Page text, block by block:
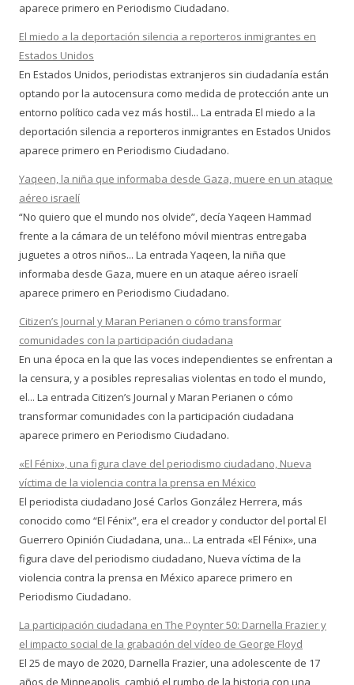
aparece primero en Periodismo Ciudadano.
El miedo a la deportación silencia a reporteros inmigrantes en
Estados Unidos
En Estados Unidos, periodistas extranjeros sin ciudadanía están
optando por la autocensura como medida de protección ante un
entorno político cada vez más hostil... La entrada El miedo a la
deportación silencia a reporteros inmigrantes en Estados Unidos
aparece primero en Periodismo Ciudadano.
Yaqeen, la niña que informaba desde Gaza, muere en un ataque
aéreo israelí
“No quiero que el mundo nos olvide”, decía Yaqeen Hammad
frente a la cámara de un teléfono móvil mientras entregaba
juguetes a otros niños... La entrada Yaqeen, la niña que
informaba desde Gaza, muere en un ataque aéreo israelí
aparece primero en Periodismo Ciudadano.
Citizen’s Journal y Maran Perianen o cómo transformar
comunidades con la participación ciudadana
En una época en la que las voces independientes se enfrentan a
la censura, y a posibles represalias violentas en todo el mundo,
el... La entrada Citizen’s Journal y Maran Perianen o cómo
transformar comunidades con la participación ciudadana
aparece primero en Periodismo Ciudadano.
«El Fénix», una figura clave del periodismo ciudadano, Nueva
víctima de la violencia contra la prensa en México
El periodista ciudadano José Carlos González Herrera, más
conocido como “El Fénix”, era el creador y conductor del portal El
Guerrero Opinión Ciudadana, una... La entrada «El Fénix», una
figura clave del periodismo ciudadano, Nueva víctima de la
violencia contra la prensa en México aparece primero en
Periodismo Ciudadano.
La participación ciudadana en The Poynter 50: Darnella Frazier y
el impacto social de la grabación del vídeo de George Floyd
El 25 de mayo de 2020, Darnella Frazier, una adolescente de 17
años de Minneapolis, cambió el rumbo de la historia con una